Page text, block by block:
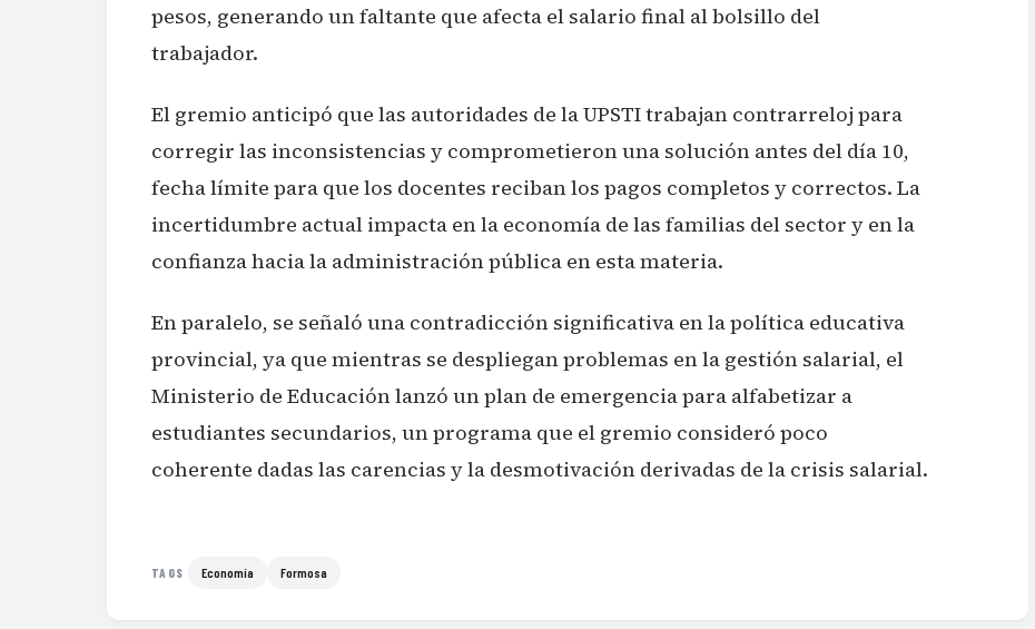
pesos, generando un faltante que afecta el salario final al bolsillo del
trabajador.
El gremio anticipó que las autoridades de la UPSTI trabajan contrarreloj para
corregir las inconsistencias y comprometieron una solución antes del día 10,
fecha límite para que los docentes reciban los pagos completos y correctos. La
incertidumbre actual impacta en la economía de las familias del sector y en la
confianza hacia la administración pública en esta materia.
En paralelo, se señaló una contradicción significativa en la política educativa
provincial, ya que mientras se despliegan problemas en la gestión salarial, el
Ministerio de Educación lanzó un plan de emergencia para alfabetizar a
estudiantes secundarios, un programa que el gremio consideró poco
coherente dadas las carencias y la desmotivación derivadas de la crisis salarial.
TAGS Economía Formosa